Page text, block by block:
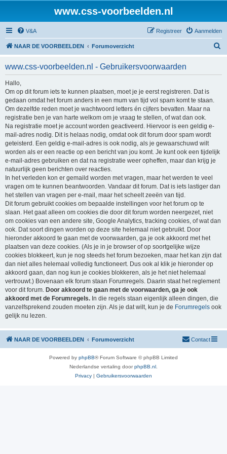
www.css-voorbeelden.nl
V&A Aanmelden
Registreer
NAAR DE VOORBEELDEN Forumoverzicht
www.css-voorbeelden.nl - Gebruikersvoorwaarden
Hallo,
Om op dit forum iets te kunnen plaatsen, moet je je eerst registreren. Dat is
gedaan omdat het forum anders in een mum van tijd vol spam komt te staan.
Om dezelfde reden moet je wachtwoord letters én cijfers bevatten. Maar na
registratie ben je van harte welkom om je vraag te stellen, of wat dan ook.
Na registratie moet je account worden geactiveerd. Hiervoor is een geldig e-
mail-adres nodig. Dit is helaas nodig, omdat ook dit forum door spam wordt
geteisterd. Een geldig e-mail-adres is ook nodig, als je gewaarschuwd wilt
worden als er een reactie op een bericht van jou komt. Je kunt ook een tijdelijk
e-mail-adres gebruiken en dat na registratie weer opheffen, maar dan krijg je
natuurlijk geen berichten over reacties.
In het verleden kon er gemaild worden met vragen, maar het werden te veel
vragen om te kunnen beantwoorden. Vandaar dit forum. Dat is iets lastiger dan
het stellen van vragen per e-mail, maar het scheelt zeeën van tijd.
Dit forum gebruikt cookies om bepaalde instellingen voor het forum op te
slaan. Het gaat alleen om cookies die door dit forum worden neergezet, niet
om cookies van een andere site, Google Analytics, tracking cookies, of wat dan
ook. Dat soort dingen worden op deze site helemaal niet gebruikt. Door
hieronder akkoord te gaan met de voorwaarden, ga je ook akkoord met het
plaatsen van deze cookies. (Als je in je browser of op soortgelijke wijze
cookies blokkeert, kun je nog steeds het forum bezoeken, maar het kan zijn dat
dan niet alles helemaal volledig functioneert. Dus ook al klik je hieronder op
akkoord gaan, dan nog kun je cookies blokkeren, als je het niet helemaal
vertrouwt.) Bovenaan elk forum staan Forumregels. Daarin staat het reglement
voor dit forum. Door akkoord te gaan met de voorwaarden, ga je ook
akkoord met de Forumregels. In die regels staan eigenlijk alleen dingen, die
vanzelfsprekend zouden moeten zijn. Als je dat wilt, kun je de Forumregels ook
gelijk nu lezen.
NAAR DE VOORBEELDEN Forumoverzicht Contact
Powered by phpBB® Forum Software © phpBB Limited
Nederlandse vertaling doorphpBB.nl
Privacy | Gebruikersvoorwaarden